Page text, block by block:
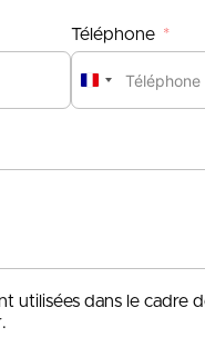
Téléphone
France
+33
utilisées dans le cadre